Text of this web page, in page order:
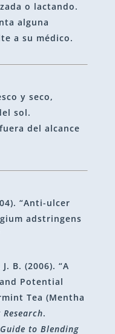
o lactando.
alguna
a su médico.
y seco,
sol.
del alcance
“Anti-ulcer
adstringens
B. (2006). “A
Potential
Tea (Mentha
.
to Blending